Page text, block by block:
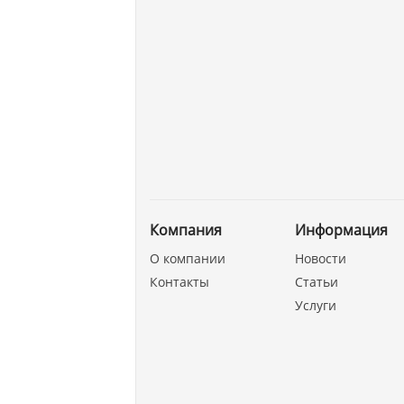
Компания
О компании
Контакты
Информация
Новости
Статьи
Услуги